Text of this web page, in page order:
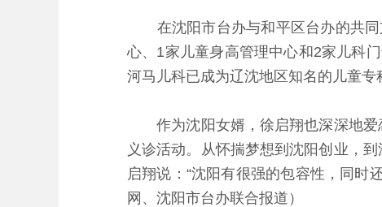
在沈阳市台办与和平区台办的共同
心、1家儿童身高管理中心和2家儿科
河马儿科已成为辽沈地区知名的儿童专
作为沈阳女婿，徐启翔也深深地爱
义诊活动。从怀揣梦想到沈阳创业，
启翔说：“沈阳有很强的包容性，同时
网、沈阳市台办联合报道）